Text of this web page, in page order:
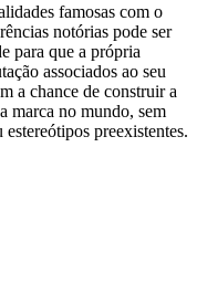
famosas com o
notórias pode ser
para que a própria
associados ao seu
a chance de construir a
marca no mundo, sem
preexistentes.